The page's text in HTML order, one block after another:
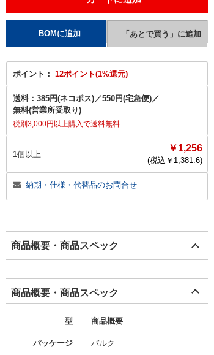
ポイント： 12ポイント(1%還元)
送料： 385円(ネコポス)／550円(宅急便)／
無料(営業所受取り)
税別3,000円以上購入で送料無料
1個以上
￥1,256
(税込￥ 1,381.6)
納期・仕様・代替品のお問合せ
商品概要・商品スペック
商品概要・商品スペック
型 商品概要
パッケージ バルク